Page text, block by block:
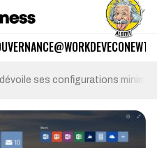
@WORKDEVECO
ses configurations